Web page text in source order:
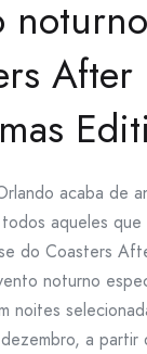
noturno
After
acaba de
aqueles que
do Coasters
noturno
noites
a partir